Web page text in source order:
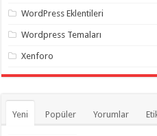
WordPress Eklentileri
Wordpress Temaları
Xenforo
Yeni Popüler Yorumlar